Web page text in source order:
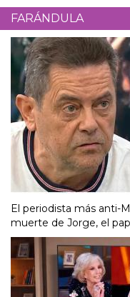
FARÁNDULA
El periodista más anti-
muerte de Jorge, el